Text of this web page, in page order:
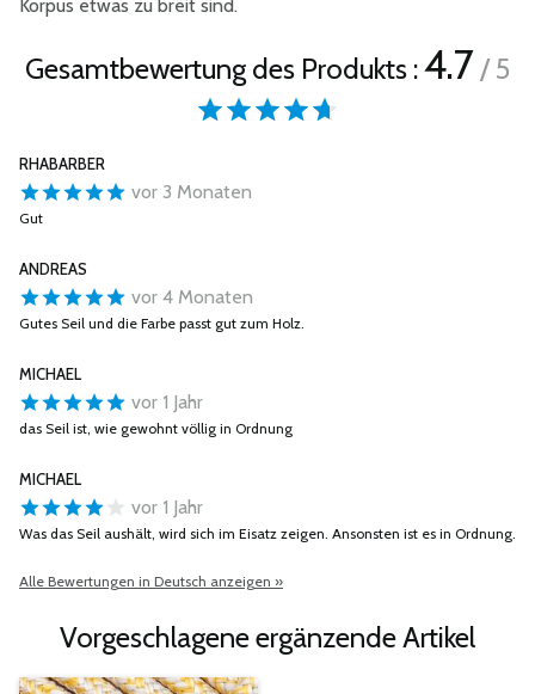
Korpus etwas zu breit sind.
Gesamtbewertung des Produkts :4.7/ 5
RHABARBER
vor 3 Monaten
Gut
ANDREAS
vor 4 Monaten
Gutes Seil und die Farbe passt gut zum Holz.
MICHAEL
vor 1 Jahr
das Seil ist, wie gewohnt völlig in Ordnung
MICHAEL
vor 1 Jahr
Was das Seil aushält, wird sich im Eisatz zeigen. Ansonsten ist es in Ordnung.
Alle Bewertungen in Deutsch anzeigen »
Vorgeschlagene ergänzende Artikel